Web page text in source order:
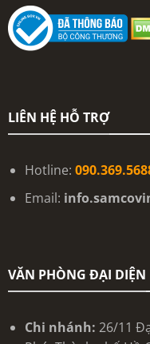
LIÊN HỆ HỖ TRỢ
Hotline:
Email:
VĂN PHÒNG ĐẠI DIỆN
Chi nhánh: 26/11